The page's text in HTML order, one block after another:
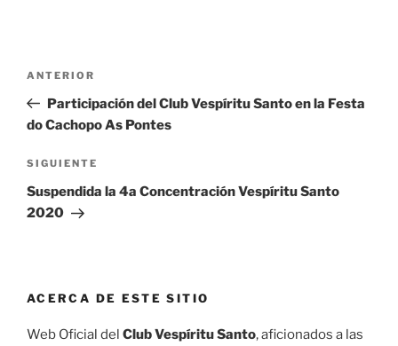
entradas
Entrada
anterior:
ANTERIOR
Participación del Club Vespíritu Santo en la Festa
do Cachopo As Pontes
Siguiente
entrada
SIGUIENTE
Suspendida la 4a Concentración Vespíritu Santo
2020
ACERCA DE ESTE SITIO
Web Oficial del Club Vespíritu Santo, aficionados a las